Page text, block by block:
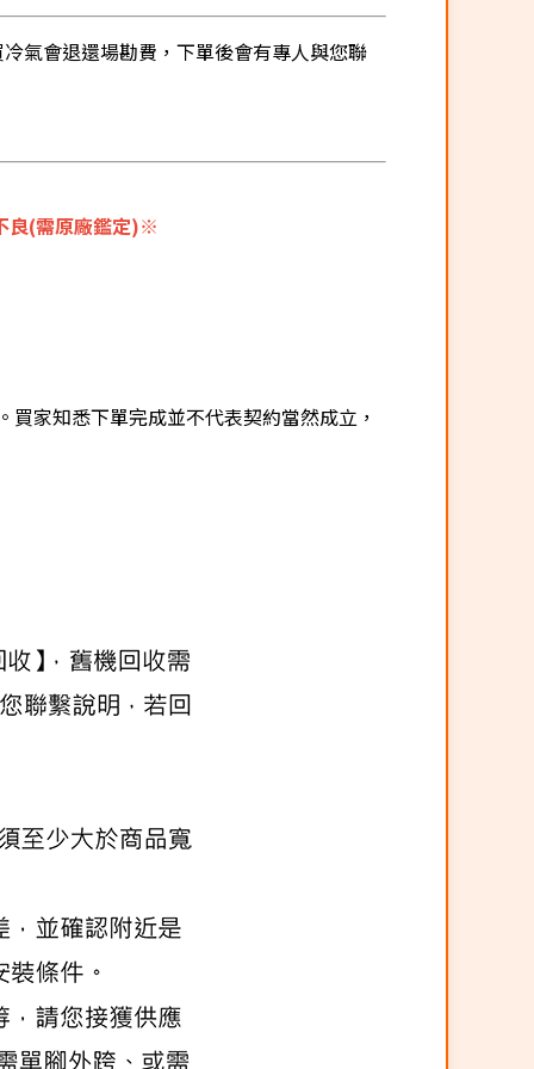
氣會退還場勘費，下單後會有專人與您聯
良(需原廠鑑定)※
家知悉下單完成並不代表契約當然成立，